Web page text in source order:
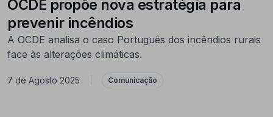
OCDE propõe nova estratégia para
prevenir incêndios
A OCDE analisa o caso Português dos incêndios rurais
face às alterações climáticas.
7 de Agosto 2025 Comunicação